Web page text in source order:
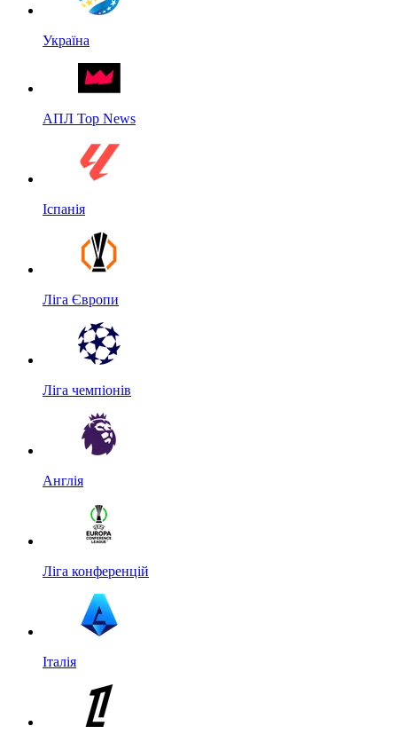
Україна
АПЛ Top News
Іспанія
Ліга Європи
Ліга чемпіонів
Англія
Ліга конференцій
Італія